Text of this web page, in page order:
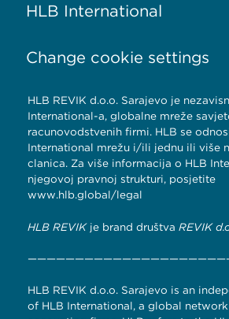
HLB International
Change cookie settings
HLB REVIK d.o.o. Sarajevo je
International-a, globalne mreže
računovodstvenih firmi. HLB se
International mrežu i/ili jednu ili više
članica. Za više informacija o HLB
njegovoj pravnoj strukturi, posjetite
www.hlb.global/legal
HLB REVIKje brand društva REVIK
HLB REVIK d.o.o. Sarajevo is an
of HLB International, a global